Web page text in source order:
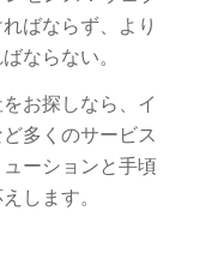
ばならず、より
ならない。
お探しなら、イ
多くのサービス
ーションと手頃
します。